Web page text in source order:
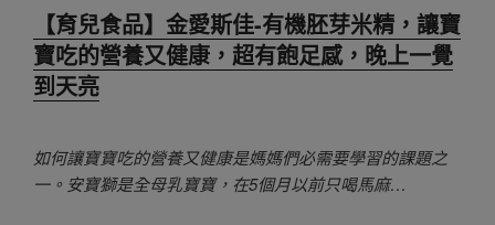
【育兒食品】金愛斯佳-有機胚芽米精，讓寶
寶吃的營養又健康，超有飽足感，晚上一覺
到天亮
如何讓寶寶吃的營養又健康是媽媽們必需要學習的課題之
一。安寶獅是全母乳寶寶，在5個月以前只喝馬麻…